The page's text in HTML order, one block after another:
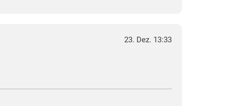
23. Dez. 13:33